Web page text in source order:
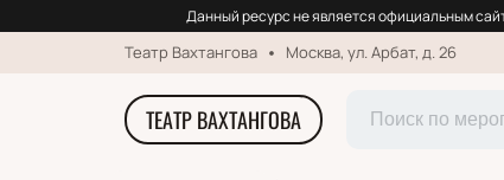
Данный ресурс не является официальным
Театр Вахтангова Москва, ул. Арбат, д. 26
ТЕАТР ВАХТАНГОВА